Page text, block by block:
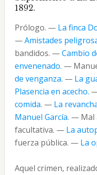
1892.
Prólogo. — La finca
—Amistades
bandidos. —Cambio
envenenado. —
de venganza. — La
Plasencia en acecho.
comida. — La
Manuel García. — Mal
facultativa. — La
fuerza pública. — La
Aquel crimen,